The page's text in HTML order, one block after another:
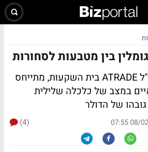
בין מטבעות לסחורות
אורן אלדד, מנכ"ל ATRADE בית השקעות, מתייחס
במצב של כלכלה שלילית
של הדולר
08/02/
(4)